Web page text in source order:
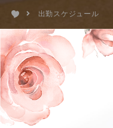
出勤スケジュール